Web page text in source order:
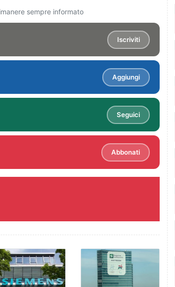
sempre informato
Iscriviti
Aggiungi
Seguici
Abbonati